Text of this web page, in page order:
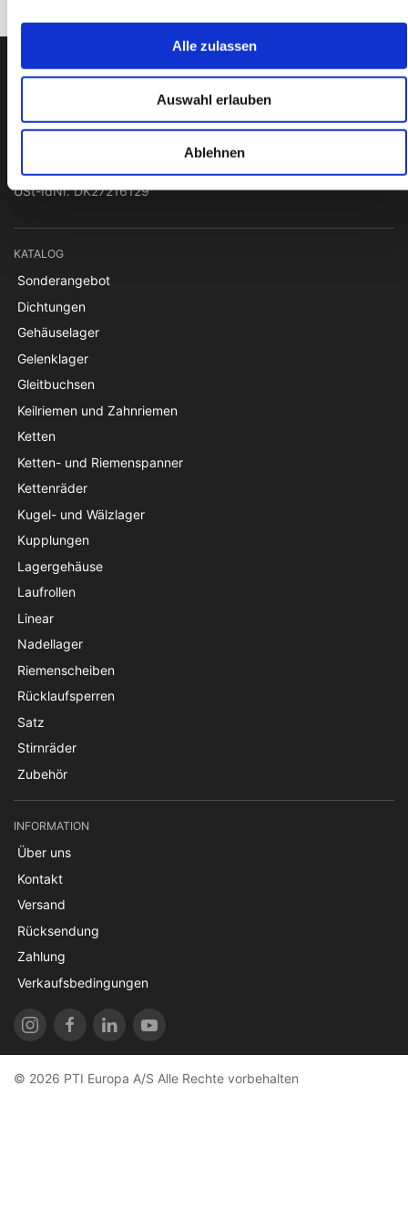
Alle zulassen
Auswahl erlauben
Ablehnen
PTI Europa A/S
Papegøjevej 7, DK-6270 Tønder
pti@pti.dk
USt-IdNr. DK27216129
KATALOG
Sonderangebot
Dichtungen
Gehäuselager
Gelenklager
Gleitbuchsen
Keilriemen und Zahnriemen
Ketten
Ketten- und Riemenspanner
Kettenräder
Kugel- und Wälzlager
Kupplungen
Lagergehäuse
Laufrollen
Linear
Nadellager
Riemenscheiben
Rücklaufsperren
Satz
Stirnräder
Zubehör
INFORMATION
Über uns
Kontakt
Versand
Rücksendung
Zahlung
Verkaufsbedingungen
© 2026 PTI Europa A/S Alle Rechte vorbehalten